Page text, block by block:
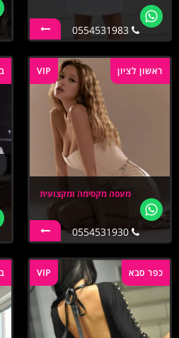
VIP ראשון לציון
מעסה מקסימה ומקצועית
0554531930
VIP כפר סבא